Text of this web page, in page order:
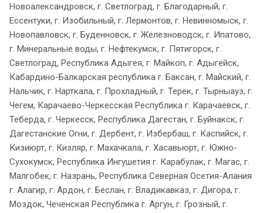
Новоалександровск, г. Светлоград, г. Благодарный, г.
Ессентуки, г. Изобильный, г. Лермонтов, г. Невинномыск, г.
Новопавловск, г. Буденновск, г. Железноводск, г. Ипатово,
г. Минеральные воды, г. Нефтекумск, г. Пятигорск, г.
Светлоград, Республика Адыгея, г. Майкоп, г. Адыгейск,
Кабардино-Балкарская республика г. Баксан, г. Майский, г.
Нальчик, г. Нарткала, г. Прохладный, г. Терек, г. Тырныауз, г.
Чегем, Карачаево-Черкесская Республика г. Карачаевск, г.
Теберда, г. Черкесск, Республика Дагестан, г. Буйнакск, г.
Дагестанские Огни, г. Дербент, г. Избербаш, г. Каспийск, г.
Кизиюрт, г. Кизляр, г. Махачкала, г. Хасавьюрт, г. Южно-
Сухокумск, Республика Ингушетия г. Карабулак, г. Магас, г.
Малгобек, г. Назрань, Республика Северная Осетия-Алания
г. Алагир, г. Ардон, г. Беслан, г. Владикавказ, г. Дигора, г.
Моздок, Чеченская Республика г. Аргун, г. Грозный, г.